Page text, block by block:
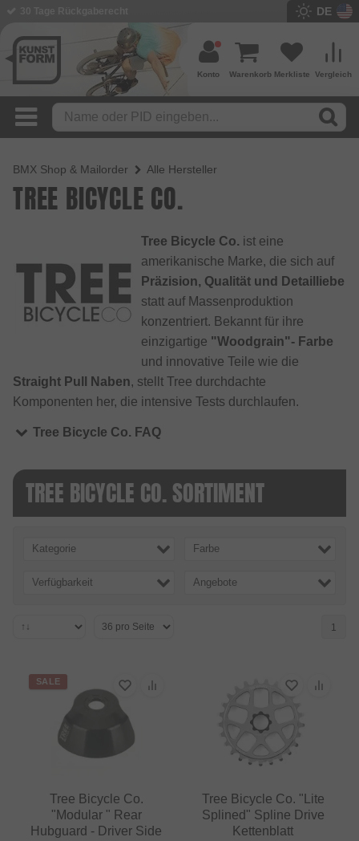
DE
Vergleich
Merkliste
Warenkorb
Konto
BMX Shop & Mailorder Alle Hersteller
TREE BICYCLE CO.
Tree Bicycle Co. ist eine
amerikanische Marke, die sich auf
Präzision, Qualität und Detailliebe
statt auf Massenproduktion
konzentriert. Bekannt für ihre
einzigartige "Woodgrain"- Farbe
und innovative Teile wie die
Straight Pull Naben, stellt Tree durchdachte
Komponenten her, die intensive Tests durchlaufen.
Tree Bicycle Co. FAQ
TREE BICYCLE CO. SORTIMENT
Kategorie Farbe
Verfügbarkeit Angebote
1
SALE
Tree Bicycle Co.
"Modular " Rear
Hubguard - Driver Side
Tree Bicycle Co. "Lite
Splined" Spline Drive
Kettenblatt